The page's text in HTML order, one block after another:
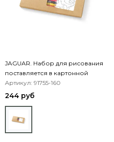
JAGUAR. Набор для рисования
поставляется в картонной
коробке
Артикул: 91755-160
244 руб